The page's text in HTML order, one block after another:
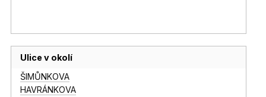
Ulice v okolí
ŠIMŮNKOVA
HAVRÁNKOVA